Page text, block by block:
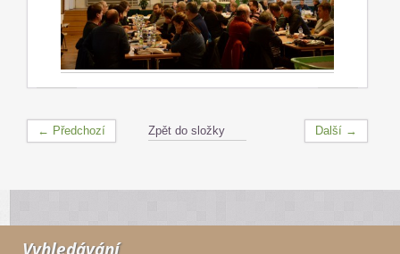
← Předchozí Další →
Zpět do složky
Vyhledávání